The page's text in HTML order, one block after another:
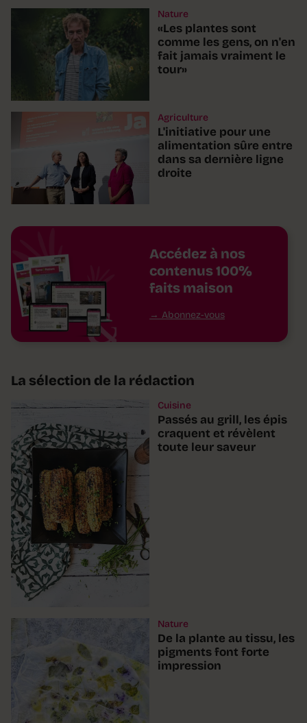
Nature
«Les plantes sont
comme les gens, on n'en
fait jamais vraiment le
tour»
Agriculture
L'initiative pour une
alimentation sûre entre
dans sa dernière ligne
droite
Accédez à nos
contenus 100%
faits maison
Abonnez-vous
La sélection de la rédaction
Cuisine
Passés au grill, les épis
craquent et révèlent
toute leur saveur
Nature
De la plante au tissu, les
pigments font forte
impression